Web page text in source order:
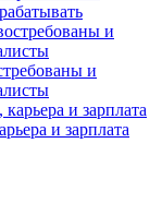
и
и зарплата